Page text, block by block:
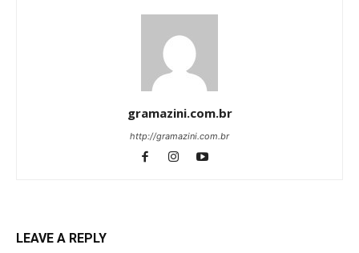
gramazini.com.br
http://gramazini.com.br
LEAVE A REPLY